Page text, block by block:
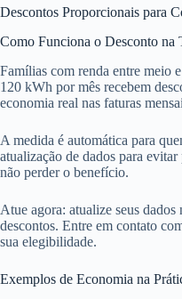
Descontos Proporcionais para
Como Funciona o Desconto na
Famílias com renda entre meio
120 kWh por mês recebem
economia real nas faturas
A medida é automática para
atualização de dados para
não perder o benefício.
Atue agora: atualize seus
descontos. Entre em contato
sua elegibilidade.
Exemplos de Economia na